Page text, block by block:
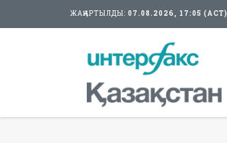
ЖАҢАРТЫЛДЫ: 07.08.2026, 17:05 (АСТ)